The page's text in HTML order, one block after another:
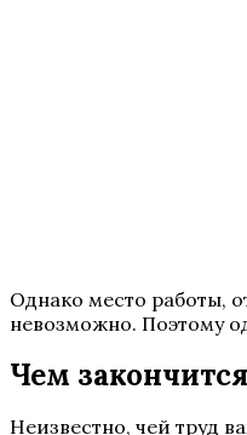
Однако место работы,
невозможно. Поэтому
Чем
Неизвестно, чей труд